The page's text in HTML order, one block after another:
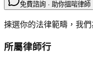
免費諮詢 · 助你搵啱律師
揀選你的法律範疇，我
所屬律師行